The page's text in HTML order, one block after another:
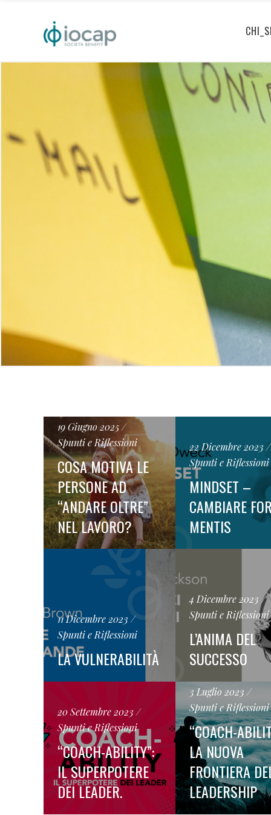
19 Giugno 2025
Spunti e Riflessioni
COSA MOTIVA LE
PERSONE AD
“ANDARE OLTRE”
NEL LAVORO?
22 Dicembre 2023
Spunti e Riflessioni
MINDSET –
CAMBIARE
MENTIS
11 Dicembre 2023
Spunti e Riflessioni
LA VULNERABILITÀ
4 Dicembre 2023
Spunti e Riflessioni
L’ANIMA DEL
SUCCESSO
20 Settembre 2023
Spunti e Riflessioni
“COACH-ABILITY”:
IL SUPERPOTERE
DEI LEADER.
3 Luglio 2023
Spunti e Riflessioni
“COACH-
LA NUOVA
FRONTIERA
LEADERSHIP